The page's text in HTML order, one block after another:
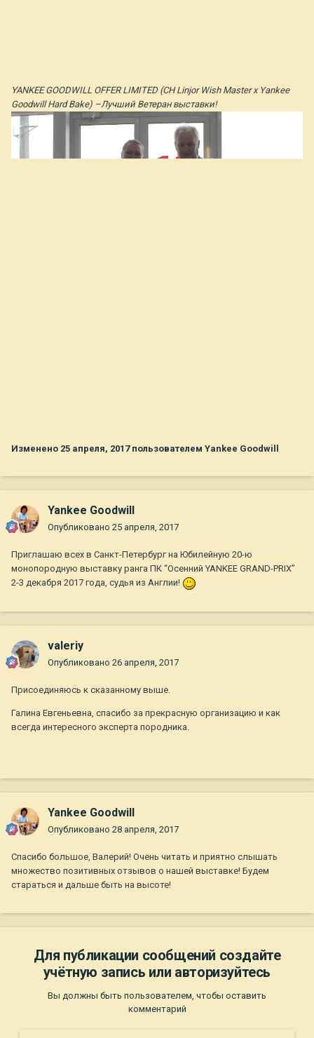
YANKEE GOODWILL OFFER LIMITED (CH Linjor Wish Master x Yankee
Goodwill Hard Bake) –Лучший Ветеран выставки!
Изменено 25 апреля, 2017пользователем Yankee Goodwill
Yankee Goodwill
Опубликовано 25 апреля, 2017
Приглашаю всех в Санкт-Петербург на Юбилейную 20-ю
монопородную выставку ранга ПК “Осенний YANKEE GRAND-PRIX”
2-3 декабря 2017 года, судья из Англии!
valeriy
Опубликовано 26 апреля, 2017
Присоединяюсь к сказанному выше.
Галина Евгеньевна, спасибо за прекрасную организацию и как
всегда интересного эксперта породника.
Yankee Goodwill
Опубликовано 28 апреля, 2017
Спасибо большое, Валерий! Очень читать и приятно слышать
множество позитивных отзывов о нашей выставке! Будем
стараться и дальше быть на высоте!
Для публикации сообщений создайте
учётную запись или авторизуйтесь
Вы должны быть пользователем, чтобы оставить
комментарий